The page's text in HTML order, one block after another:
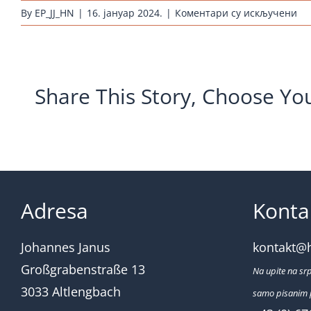
By EP_JJ_HN | 16. јануар 2024. | Коментари су искључени
Share This Story, Choose
Adresa
Johannes Janus
Großgrabenstraße 13
3033 Altlengbach
Na upite na
samo pisanim